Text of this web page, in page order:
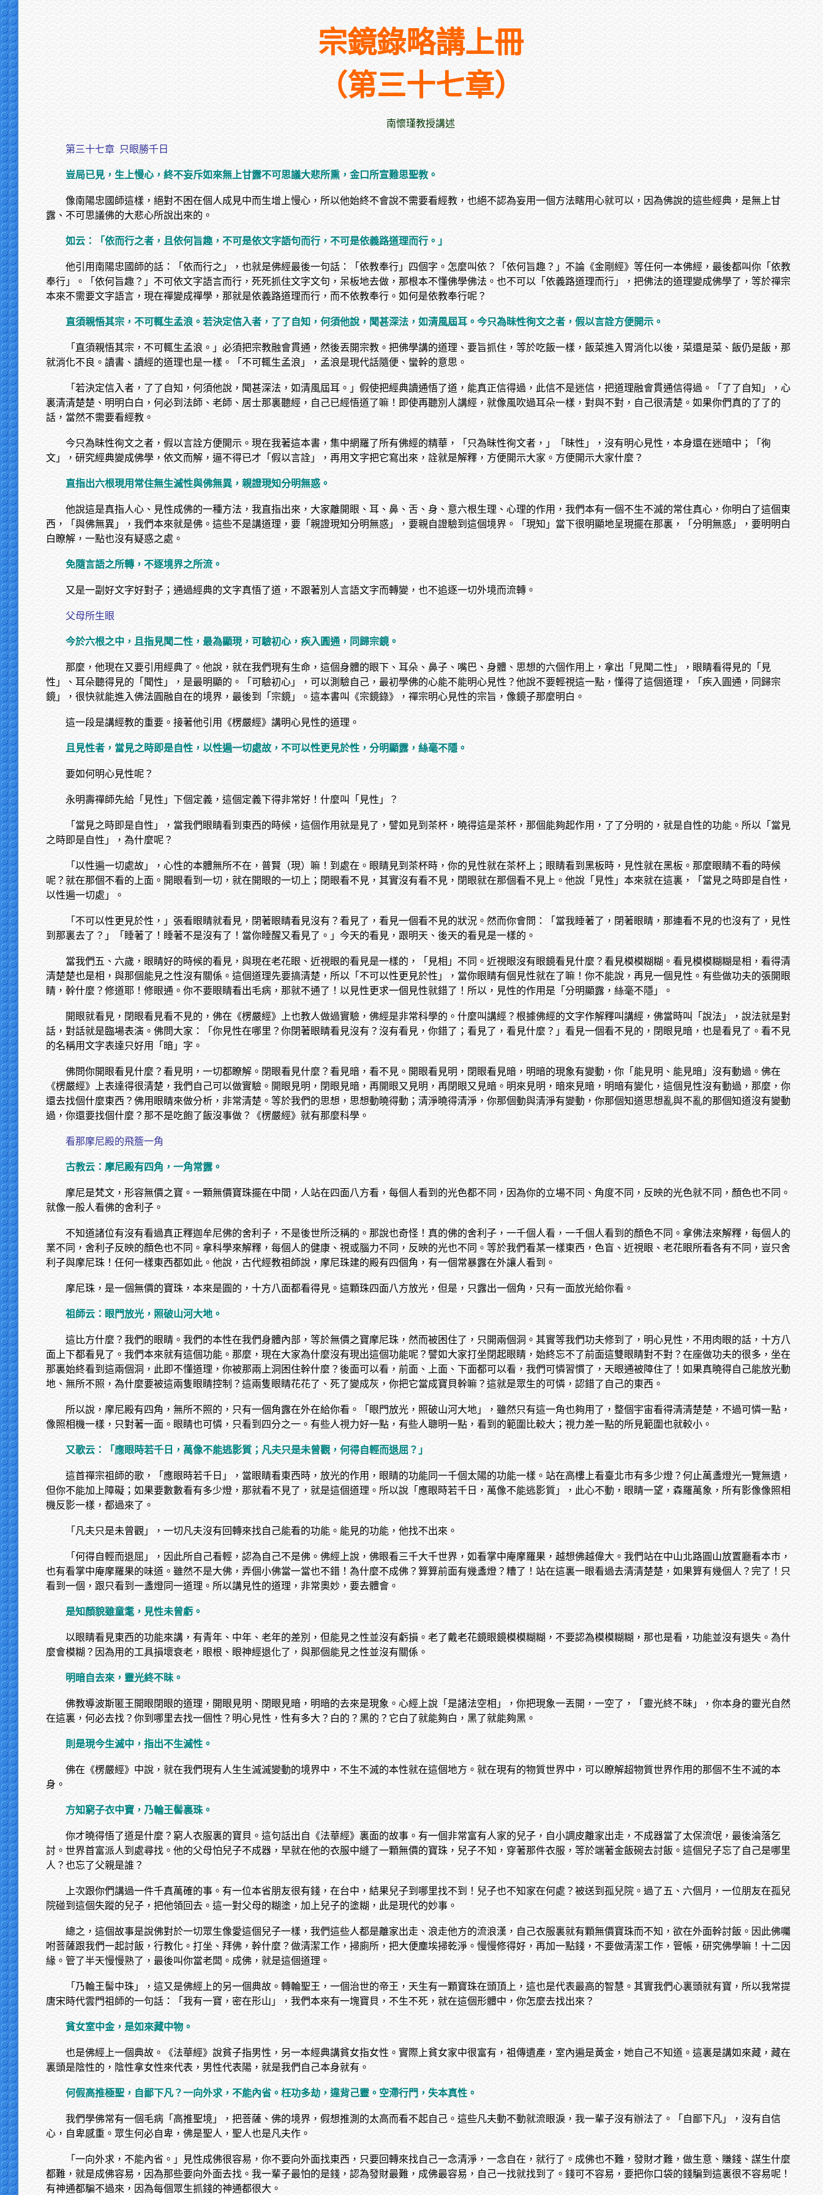
宗鏡錄略講上冊
（第三十七章）
南懷瑾教授講述
第三十七章 只眼勝千日
豈局已見，生上慢心，終不妄斥如來無上甘露不可思議大悲所熏，金口所宣難思聖教。
像南陽忠國師這樣，絕對不困在個人成見中而生增上慢心，所以他始終不會說不需要看經教，也絕不認為妄用一個方法瞎用心就可以，因為佛說的這些經典，是無上甘
露、不可思議佛的大悲心所說出來的。
如云：「依而行之者，且依何旨趣，不可是依文字語句而行，不可是依義路道理而行。」
他引用南陽忠國師的話：「依而行之」，也就是佛經最後一句話：「依教奉行」四個字。怎麼叫依？「依何旨趣？」不論《金剛經》等任何一本佛經，最後都叫你「依教
奉行」。「依何旨趣？」不可依文字語言而行，死死抓住文字文句，呆板地去做，那根本不懂佛學佛法。也不可以「依義路道理而行」，把佛法的道理變成佛學了，等於禪宗
本來不需要文字語言，現在禪變成禪學，那就是依義路道理而行，而不依教奉行。如何是依教奉行呢？
直須親悟其宗，不可輒生孟浪。若決定信入者，了了自知，何須他說，聞甚深法，如清風屆耳。今只為昧性徇文之者，假以言詮方便開示。
「直須親悟其宗，不可輒生孟浪。」必須把宗教融會貫通，然後丟開宗教。把佛學講的道理、要旨抓住，等於吃飯一樣，飯菜進入胃消化以後，菜還是菜、飯仍是飯，那
就消化不良。讀書、讀經的道理也是一樣。「不可輒生孟浪」，孟浪是現代話隨便、蠻幹的意思。
「若決定信入者，了了自知，何須他說，聞甚深法，如清風屆耳。」假使把經典讀通悟了道，能真正信得過，此信不是迷信，把道理融會貫通信得過。「了了自知」，心
裏清清楚楚、明明白白，何必到法師、老師、居士那裏聽經，自己已經悟道了嘛！即使再聽別人講經，就像風吹過耳朵一樣，對與不對，自己很清楚。如果你們真的了了的
話，當然不需要看經教。
今只為昧性徇文之者，假以言詮方便開示。現在我著這本書，集中網羅了所有佛經的精華，「只為昧性徇文者，」「昧性」，沒有明心見性，本身還在迷暗中；「徇
文」，研究經典變成佛學，依文而解，逼不得已才「假以言詮」，再用文字把它寫出來，詮就是解釋，方便開示大家。方便開示大家什麼？
直指出六根現用常住無生滅性與佛無異，親證現知分明無惑。
他說這是真指人心、見性成佛的一種方法，我直指出來，大家離開眼、耳、鼻、舌、身、意六根生理、心理的作用，我們本有一個不生不滅的常住真心，你明白了這個東
西，「與佛無異」，我們本來就是佛。這些不是講道理，要「親證現知分明無惑」，要親自證驗到這個境界。「現知」當下很明顯地呈現擺在那裏，「分明無惑」，要明明白
白瞭解，一點也沒有疑惑之處。
免隨言語之所轉，不逐境界之所流。
又是一副好文字好對子；通過經典的文字真悟了道，不跟著別人言語文字而轉變，也不追逐一切外境而流轉。
父母所生眼
今於六根之中，且指見聞二性，最為顯現，可驗初心，疾入圓通，同歸宗鏡。
那麼，他現在又要引用經典了。他說，就在我們現有生命，這個身體的眼下、耳朵、鼻子、嘴巴、身體、思想的六個作用上，拿出「見聞二性」，眼睛看得見的「見
性」、耳朵聽得見的「聞性」，是最明顯的。「可驗初心」，可以測驗自己，最初學佛的心能不能明心見性？他說不要輕視這一點，懂得了這個道理，「疾入圓通，同歸宗
鏡」，很快就能進入佛法圓融自在的境界，最後到「宗鏡」。這本書叫《宗鏡錄》，禪宗明心見性的宗旨，像鏡子那麼明白。
這一段是講經教的重要。接著他引用《楞嚴經》講明心見性的道理。
且見性者，當見之時即是自性，以性遍一切處故，不可以性更見於性，分明顯露，絲毫不隱。
要如何明心見性呢？
永明壽禪師先給「見性」下個定義，這個定義下得非常好！什麼叫「見性」？
「當見之時即是自性」，當我們眼睛看到東西的時候，這個作用就是見了，譬如見到茶杯，曉得這是茶杯，那個能夠起作用，了了分明的，就是自性的功能。所以「當見
之時即是自性」，為什麼呢？
「以性遍一切處故」，心性的本體無所不在，普賢（現）嘛！到處在。眼睛見到茶杯時，你的見性就在茶杯上；眼睛看到黑板時，見性就在黑板。那麼眼睛不看的時候
呢？就在那個不看的上面。開眼看到一切，就在開眼的一切上；閉眼看不見，其實沒有看不見，閉眼就在那個看不見上。他說「見性」本來就在這裏，「當見之時即是自性，
以性遍一切處」。
「不可以性更見於性，」張看眼睛就看見，閉著眼睛看見沒有？看見了，看見一個看不見的狀況。然而你會問：「當我睡著了，閉著眼睛，那連看不見的也沒有了，見性
到那裏去了？」「睡著了！睡著不是沒有了！當你睡醒又看見了。」今天的看見，跟明天、後天的看見是一樣的。
當我們五、六歲，眼睛好的時候的看見，與現在老花眼、近視眼的看見是一樣的，「見相」不同。近視眼沒有眼鏡看見什麼？看見模模糊糊。看見模模糊糊是相，看得清
清楚楚也是相，與那個能見之性沒有關係。這個道理先要搞清楚，所以「不可以性更見於性」，當你眼睛有個見性就在了嘛！你不能說，再見一個見性。有些做功夫的張開眼
睛，幹什麼？修道耶！修眼通。你不要眼睛看出毛病，那就不通了！以見性更求一個見性就錯了！所以，見性的作用是「分明顯露，絲毫不隱」。
開眼就看見，閉眼看見看不見的，佛在《楞嚴經》上也教人做過實驗，佛經是非常科學的。什麼叫講經？根據佛經的文字作解釋叫講經，佛當時叫「說法」，說法就是對
話，對話就是臨場表演。佛問大家：「你見性在哪里？你閉著眼睛看見沒有？沒有看見，你錯了；看見了，看見什麼？」看見一個看不見的，閉眼見暗，也是看見了。看不見
的名稱用文字表達只好用「暗」字。
佛問你開眼看見什麼？看見明，一切都瞭解。閉眼看見什麼？看見暗，看不見。開眼看見明，閉眼看見暗，明暗的現象有變動，你「能見明、能見暗」沒有動過。佛在
《楞嚴經》上表達得很清楚，我們自己可以做實驗。開眼見明，閉眼見暗，再開眼又見明，再閉眼又見暗。明來見明，暗來見暗，明暗有變化，這個見性沒有動過，那麼，你
還去找個什麼東西？佛用眼睛來做分析，非常清楚。等於我們的思想，思想動曉得動；清淨曉得清淨，你那個動與清淨有變動，你那個知道思想亂與不亂的那個知道沒有變動
過，你還要找個什麼？那不是吃飽了飯沒事做？《楞嚴經》就有那麼科學。
看那摩尼殿的飛簷一角
古教云：摩尼殿有四角，一角常露。
摩尼是梵文，形容無價之寶。一顆無價寶珠擺在中間，人站在四面八方看，每個人看到的光色都不同，因為你的立場不同、角度不同，反映的光色就不同，顏色也不同。
就像一般人看佛的舍利子。
不知道諸位有沒有看過真正釋迦牟尼佛的舍利子，不是後世所泛稱的。那說也奇怪！真的佛的舍利子，一千個人看，一千個人看到的顏色不同。拿佛法來解釋，每個人的
業不同，舍利子反映的顏色也不同。拿科學來解釋，每個人的健康、視或腦力不同，反映的光也不同。等於我們看某一樣東西，色盲、近視眼、老花眼所看各有不同，豈只舍
利子與摩尼珠！任何一樣東西都如此。他說，古代經教祖師說，摩尼珠建的殿有四個角，有一個常暴露在外讓人看到。
摩尼珠，是一個無價的寶珠，本來是圓的，十方八面都看得見。這顆珠四面八方放光，但是，只露出一個角，只有一面放光給你看。
祖師云：眼門放光，照破山河大地。
這比方什麼？我們的眼睛。我們的本性在我們身體內部，等於無價之寶摩尼珠，然而被困住了，只開兩個洞。其實等我們功夫修到了，明心見性，不用肉眼的話，十方八
面上下都看見了。我們本來就有這個功能。那麼，現在大家為什麼沒有現出這個功能呢？譬如大家打坐閉起眼睛，始終忘不了前面這雙眼睛對不對？在座做功夫的很多，坐在
那裏始終看到這兩個洞，此即不懂道理，你被那兩上洞困住幹什麼？後面可以看，前面、上面、下面都可以看，我們可憐習慣了，天眼通被障住了！如果真曉得自己能放光動
地、無所不照，為什麼要被這兩隻眼睛控制？這兩隻眼睛花花了、死了變成灰，你把它當成寶貝幹嘛？這就是眾生的可憐，認錯了自己的東西。
所以說，摩尼殿有四角，無所不照的，只有一個角露在外在給你看。「眼門放光，照破山河大地」，雖然只有這一角也夠用了，整個宇宙看得清清楚楚，不過可憐一點，
像照相機一樣，只對著一面。眼睛也可憐，只看到四分之一。有些人視力好一點，有些人聰明一點，看到的範圍比較大；視力差一點的所見範圍也就較小。
又歌云：「應眼時若千日，萬像不能逃影質；凡夫只是未曾觀，何得自輕而退屈？」
這首禪宗祖師的歌，「應眼時若千日」，當眼睛看東西時，放光的作用，眼睛的功能同一千個太陽的功能一樣。站在高樓上看臺北市有多少燈？何止萬盞燈光一覽無遺，
但你不能加上障礙；如果要數數看有多少燈，那就看不見了，就是這個道理。所以說「應眼時若千日，萬像不能逃影質」，此心不動，眼睛一望，森羅萬象，所有影像像照相
機反影一樣，都過來了。
「凡夫只是未曾觀」，一切凡夫沒有回轉來找自己能看的功能。能見的功能，他找不出來。
「何得自輕而退屈」，因此所自己看輕，認為自己不是佛。佛經上說，佛眼看三千大千世界，如看掌中庵摩羅果，越想佛越偉大。我們站在中山北路圓山放置廳看本市，
也有看掌中庵摩羅果的味道。雖然不是大佛，弄個小佛當一當也不錯！為什麼不成佛？算算前面有幾盞燈？糟了！站在這裏一眼看過去清清楚楚，如果算有幾個人？完了！只
看到一個，跟只看到一盞燈同一道理。所以講見性的道理，非常奧妙，要去體會。
是知顏貌雖童耄，見性未曾虧。
以眼睛看見東西的功能來講，有青年、中年、老年的差別，但能見之性並沒有虧損。老了戴老花鏡眼鏡模模糊糊，不要認為模模糊糊，那也是看，功能並沒有退失。為什
麼會模糊？因為用的工具損壞衰老，眼根、眼神經退化了，與那個能見之性並沒有關係。
明暗自去來，靈光終不昧。
佛教導波斯匿王開眼閉眼的道理，開眼見明、閉眼見暗，明暗的去來是現象。心經上說「是諸法空相」，你把現象一丟開，一空了，「靈光終不昧」，你本身的靈光自然
在這裏，何必去找？你到哪里去找一個性？明心見性，性有多大？白的？黑的？它白了就能夠白，黑了就能夠黑。
則是現今生滅中，指出不生滅性。
佛在《楞嚴經》中說，就在我們現有人生生滅滅變動的境界中，不生不滅的本性就在這個地方。就在現有的物質世界中，可以瞭解超物質世界作用的那個不生不滅的本
身。
方知窮子衣中寶，乃輪王髻裏珠。
你才曉得悟了道是什麼？窮人衣服裏的寶貝。這句話出自《法華經》裏面的故事。有一個非常富有人家的兒子，自小調皮離家出走，不成器當了太保流氓，最後淪落乞
討。世界首富派人到處尋找。他的父母怕兒子不成器，早就在他的衣服中縫了一顆無價的寶珠，兒子不知，穿著那件衣服，等於端著金飯碗去討飯。這個兒子忘了自己是哪里
人？也忘了父親是誰？
上次跟你們講過一件千真萬確的事。有一位本省朋友很有錢，在台中，結果兒子到哪里找不到！兒子也不知家在何處？被送到孤兒院。過了五、六個月，一位朋友在孤兒
院碰到這個失蹤的兒子，把他領回去。這一對父母的糊塗，加上兒子的塗糊，此是現代的妙事。
總之，這個故事是說佛對於一切眾生像愛這個兒子一樣，我們這些人都是離家出走、浪走他方的流浪漢，自己衣服裏就有顆無價寶珠而不知，欲在外面幹討飯。因此佛囑
咐菩薩跟我們一起討飯，行教化。打坐、拜佛，幹什麼？做清潔工作，掃廁所，把大便塵埃掃乾淨。慢慢修得好，再加一點錢，不要做清潔工作，管帳，研究佛學嘛！十二因
緣。管了半天慢慢熟了，最後叫你當老闆。成佛，就是這個道理。
「乃輪王髻中珠」，這又是佛經上的另一個典故。轉輪聖王，一個治世的帝王，天生有一顆寶珠在頭頂上，這也是代表最高的智慧。其實我們心裏頭就有寶，所以我常提
唐宋時代雲門祖師的一句話：「我有一寶，密在形山」，我們本來有一塊寶貝，不生不死，就在這個形體中，你怎麼去找出來？
貧女室中金，是如來藏中物。
也是佛經上一個典故。《法華經》說貧子指男性，另一本經典講貧女指女性。實際上貧女家中很富有，祖傳遺產，室內遍是黃金，她自己不知道。這裏是講如來藏，藏在
裏頭是陰性的，陰性拿女性來代表，男性代表陽，就是我們自己本身就有。
何假高推極聖，自鄙下凡？一向外求，不能內省。枉功多劫，違背己靈。空滯行門，失本真性。
我們學佛常有一個毛病「高推聖境」，把菩薩、佛的境界，假想推測的太高而看不起自己。這些凡夫動不動就流眼淚，我一輩子沒有辦法了。「自鄙下凡」，沒有自信
心，自卑感重。眾生何必自卑，佛是聖人，聖人也是凡夫作。
「一向外求，不能內省。」見性成佛很容易，你不要向外面找東西，只要回轉來找自己一念清淨，一念自在，就行了。成佛也不難，發財才難，做生意、賺錢、謀生什麼
都難，就是成佛容易，因為那些要向外面去找。我一輩子最怕的是錢，認為發財最難，成佛最容易，自己一找就找到了。錢可不容易，要把你口袋的錢騙到這裏很不容易呢！
有神通都騙不過來，因為每個眾生抓錢的神通都很大。